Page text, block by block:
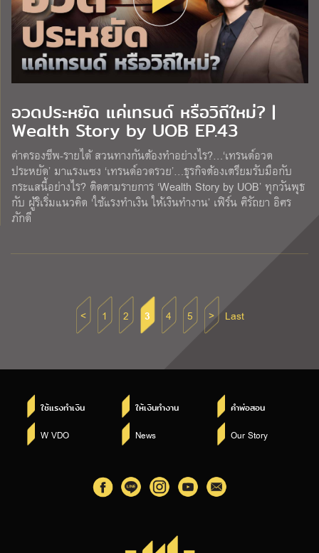
อวดประหยัด แค่เทรนด์ หรือวิถีใหม่? |
Wealth Story by UOB EP.43
ค่าครองชีพ-รายได้ สวนทางกันต้องทำอย่างไร?…‘เทรนด์อวด
ประหยัด’ มาแรงแซง ‘เทรนด์อวดรวย’…ธุรกิจต้องเตรียมรับมือกับ
กระแสนี้อย่างไร? ติดตามรายการ ‘Wealth Story by UOB’ ทุกวันพุธ
กับ ผู้ริเริ่มแนวคิด ‘ใช้แรงทำเงิน ให้เงินทำงาน’ เฟิร์น ศิรัถยา อิศร
ภักดี
< 1 2 3 4 5 > Last
ใช้แรงทำเงิน ให้เงินทำงาน คำพ่อสอน
W VDO News Our Story